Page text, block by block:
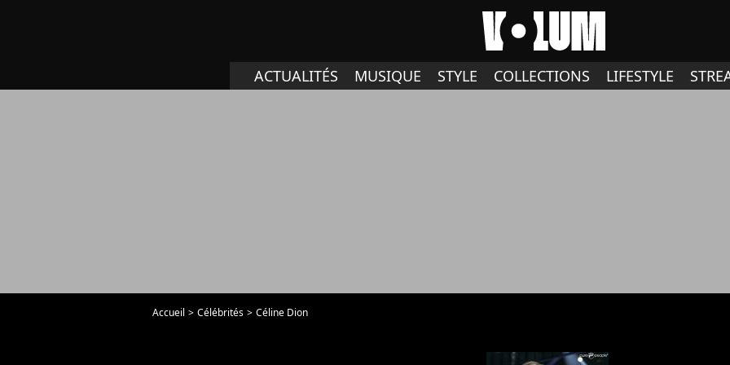
ACTUALITÉS MUSIQUE STYLE COLLECTIONS LIFESTYLE
Accueil Célébrités Céline Dion